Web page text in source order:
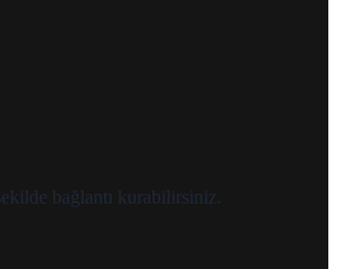
bağlantı kurabilirsiniz.